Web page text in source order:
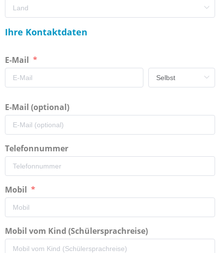
Ihre Kontaktdaten
E-Mail
E-Mail (optional)
Telefonnummer
Mobil
Mobil vom Kind (Schülersprachreise)